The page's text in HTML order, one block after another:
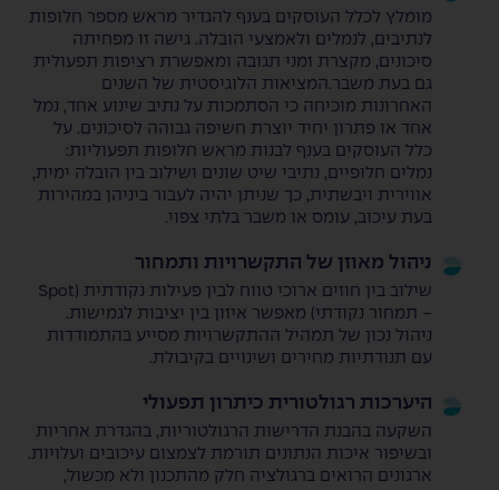
מומלץ לכלל העוסקים בענף להגדיר מראש מספר חלופות
לנתיבים, לנמלים ולאמצעי הובלה. גישה זו מפחיתה
סיכונים, מקצרת זמני תגובה ומאפשרת רציפות תפעולית
גם בעת משבר.המציאות הלוגיסטית של השנים
האחרונות מוכיחה כי הסתמכות על נתיב שינוע אחד, נמל
אחד או פתרון יחיד יוצרת חשיפה גבוהה לסיכונים. על
כלל העוסקים בענף לבנות מראש חלופות תפעוליות:
נמלים חלופיים, נתיבי שיט שונים ושילוב בין הובלה ימית,
אווירית ויבשתית, כך שניתן יהיה לעבור ביניהן במהירות
בעת עיכוב, עומס או משבר בלתי צפוי.
ניהול מאוזן של התקשרויות ותמחור
שילוב בין חוזים ארוכי טווח לבין פעילות נקודתית (Spot
- תמחור נקודתי) מאפשר איזון בין יציבות לגמישות.
ניהול נכון של תמהיל ההתקשרויות מסייע בהתמודדות
עם תנודתיות מחירים ושינויים בקיבולת.
היערכות רגולטורית כיתרון תפעולי
השקעה בהבנת הדרישות הרגולטוריות, בהגדרת אחריות
ובשיפור איכות הנתונים תורמת לצמצום עיכובים ועלויות.
ארגונים הרואים ברגולציה חלק מהתכנון ולא מכשול,